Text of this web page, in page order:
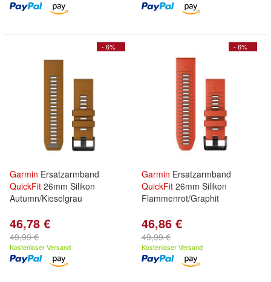
- 6%
Garmin Ersatzarmband
QuickFit 26mm Silikon
Autumn/Kieselgrau
46,78 €
49,99 €
Kostenloser Versand
- 6%
Garmin Ersatzarmband
QuickFit 26mm Silikon
Flammenrot/Graphit
46,86 €
49,99 €
Kostenloser Versand